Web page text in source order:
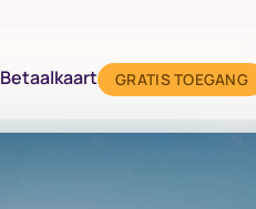
Betaalkaart GRATIS TOEGANG